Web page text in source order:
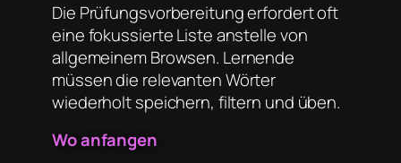
Die Prüfungsvorbereitung erfordert oft
eine fokussierte Liste anstelle von
allgemeinem Browsen. Lernende
müssen die relevanten Wörter
wiederholt speichern, filtern und üben.
Wo anfangen